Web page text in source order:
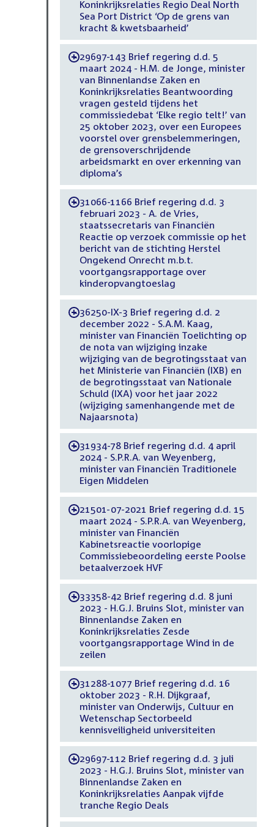
Koninkrijksrelaties Regio Deal North
Sea Port District ‘Op de grens van
kracht & kwetsbaarheid’
-29697-143 Brief regering d.d. 5
maart 2024 - H.M. de Jonge, minister
van Binnenlandse Zaken en
Koninkrijksrelaties Beantwoording
vragen gesteld tijdens het
commissiedebat ‘Elke regio telt!’ van
25 oktober 2023, over een Europees
voorstel over grensbelemmeringen,
de grensoverschrijdende
arbeidsmarkt en over erkenning van
diploma’s
-31066-1166 Brief regering d.d. 3
februari 2023 - A. de Vries,
staatssecretaris van Financiën
Reactie op verzoek commissie op het
bericht van de stichting Herstel
Ongekend Onrecht m.b.t.
voortgangsrapportage over
kinderopvangtoeslag
-36250-IX-3 Brief regering d.d. 2
december 2022 - S.A.M. Kaag,
minister van Financiën Toelichting op
de nota van wijziging inzake
wijziging van de begrotingsstaat van
het Ministerie van Financiën (IXB) en
de begrotingsstaat van Nationale
Schuld (IXA) voor het jaar 2022
(wijziging samenhangende met de
Najaarsnota)
-31934-78 Brief regering d.d. 4 april
2024 - S.P.R.A. van Weyenberg,
minister van Financiën Traditionele
Eigen Middelen
-21501-07-2021 Brief regering d.d. 15
maart 2024 - S.P.R.A. van Weyenberg,
minister van Financiën
Kabinetsreactie voorlopige
Commissiebeoordeling eerste Poolse
betaalverzoek HVF
-33358-42 Brief regering d.d. 8 juni
2023 - H.G.J. Bruins Slot, minister van
Binnenlandse Zaken en
Koninkrijksrelaties Zesde
voortgangsrapportage Wind in de
zeilen
-31288-1077 Brief regering d.d. 16
oktober 2023 - R.H. Dijkgraaf,
minister van Onderwijs, Cultuur en
Wetenschap Sectorbeeld
kennisveiligheid universiteiten
-29697-112 Brief regering d.d. 3 juli
2023 - H.G.J. Bruins Slot, minister van
Binnenlandse Zaken en
Koninkrijksrelaties Aanpak vijfde
tranche Regio Deals